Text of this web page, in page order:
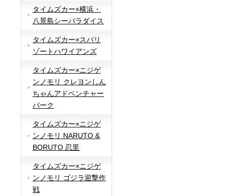
タイムズカー×横浜・
八景島シーパラダイス
タイムズカー×スパリ
ゾートハワイアンズ
タイムズカー×ニジゲ
ンノモリ クレヨンしん
ちゃんアドベンチャー
パーク
タイムズカー×ニジゲ
ンノモリ NARUTO &
BORUTO 忍里
タイムズカー×ニジゲ
ンノモリ ゴジラ迎撃作
戦